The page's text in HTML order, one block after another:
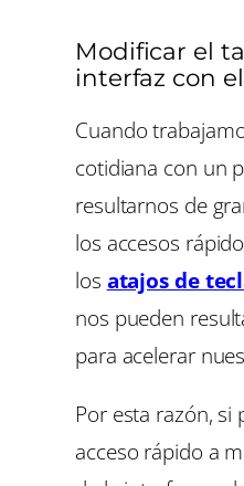
Modificar el
interfaz con
Cuando
cotidiana con un
resultarnos de
los accesos
los atajos de
nos pueden
para acelerar
Por esta razón, si
acceso rápido a